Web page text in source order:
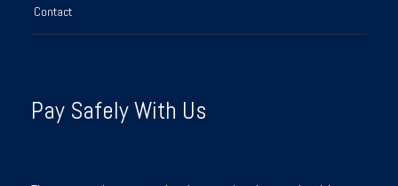
Contact
Pay Safely With Us